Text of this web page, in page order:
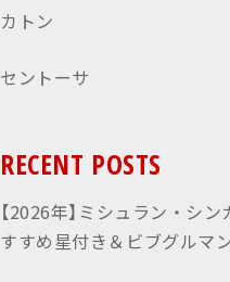
カトン
セントーサ
RECENT POSTS
【2026年】ミシュラン・シ
すすめ星付き＆ビブグルマ